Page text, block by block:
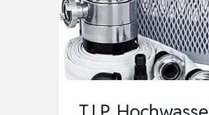
TEILIG:
BIO
1L
+